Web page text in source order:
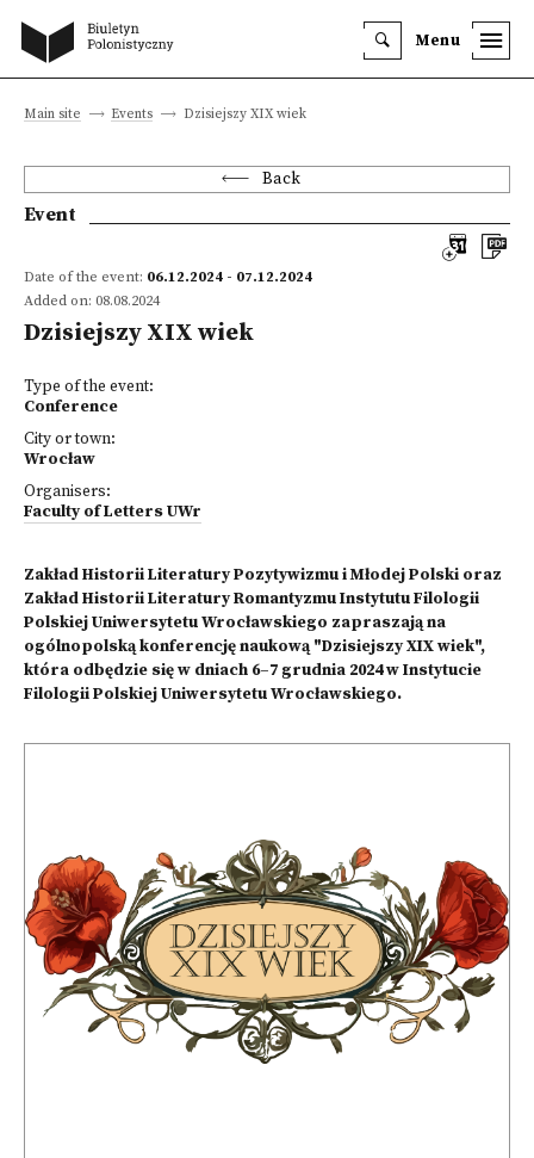
Menu
Main site Events Dzisiejszy XIX wiek
Back
Event
Date of the event: 06.12.2024 - 07.12.2024
Added on: 08.08.2024
Dzisiejszy XIX wiek
Type of the event:
Conference
City or town:
Wrocław
Organisers:
Faculty of Letters UWr
Zakład Historii Literatury Pozytywizmu i Młodej Polski oraz
Zakład Historii Literatury Romantyzmu Instytutu Filologii
Polskiej Uniwersytetu Wrocławskiego zapraszają na
ogólnopolską konferencję naukową "Dzisiejszy XIX wiek",
która odbędzie się w dniach 6–7 grudnia 2024 w Instytucie
Filologii Polskiej Uniwersytetu Wrocławskiego.